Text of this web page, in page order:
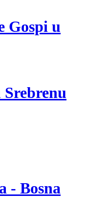
Gospi u
- Bosna